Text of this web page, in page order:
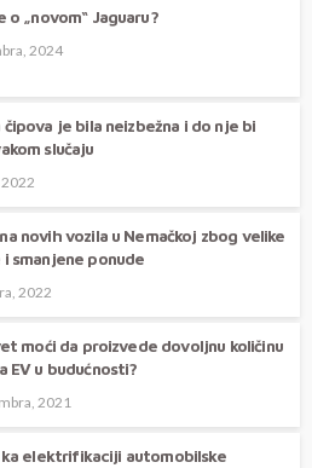
o „novom“ Jaguaru?
2024
čipova je bila neizbežna i do nje bi
slučaju
novih vozila u Nemačkoj zbog velike
smanjene ponude
2022
moći da proizvede dovoljnu količinu
EV u budućnosti?
2021
ka elektrifikaciji automobilske